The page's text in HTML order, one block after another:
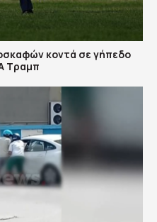
κοντά σε γήπεδο
Τραμπ